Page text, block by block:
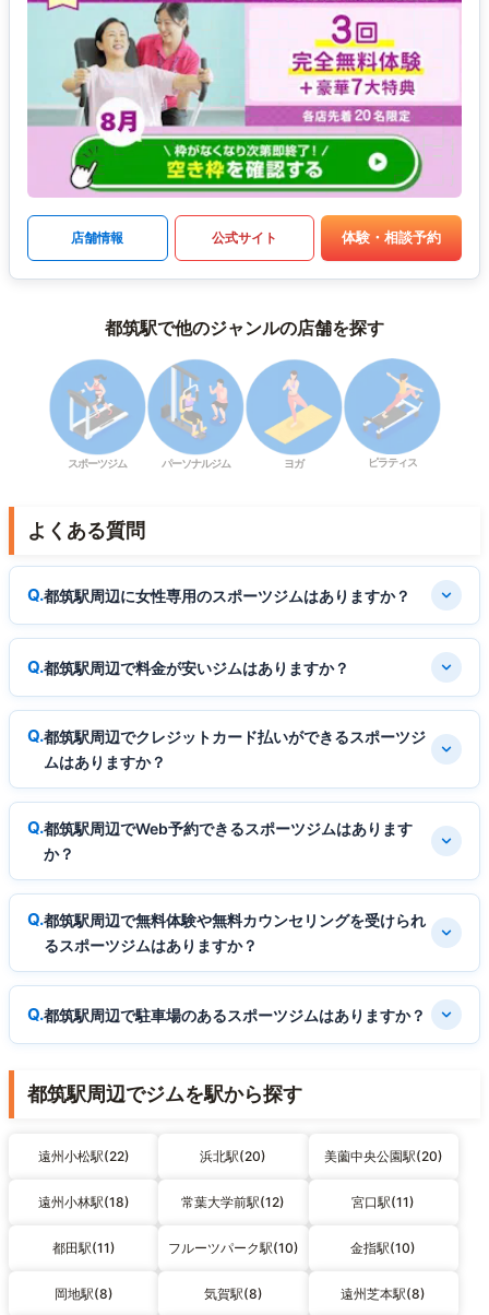
店舗情報 公式サイト 体験・相談予約
都筑駅で他のジャンルの店舗を探す
スポーツジム パーソナルジム ヨガ ピラティス
よくある質問
都筑駅周辺に女性専用のスポーツジムはありますか？
都筑駅周辺で料金が安いジムはありますか？
都筑駅周辺でクレジットカード払いができるスポーツジ
ムはありますか？
都筑駅周辺でWeb予約できるスポーツジムはあります
か？
都筑駅周辺で無料体験や無料カウンセリングを受けられ
るスポーツジムはありますか？
都筑駅周辺で駐車場のあるスポーツジムはありますか？
都筑駅周辺でジムを駅から探す
遠州小松駅(22) 浜北駅(20) 美薗中央公園駅(20)
遠州小林駅(18) 常葉大学前駅(12) 宮口駅(11)
都田駅(11) フルーツパーク駅(10) 金指駅(10)
岡地駅(8) 気賀駅(8) 遠州芝本駅(8)